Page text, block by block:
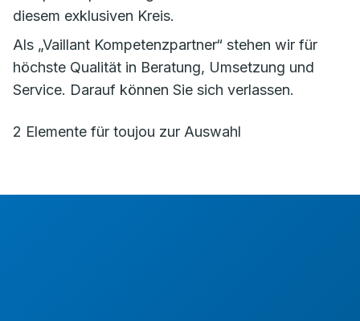
diesem exklusiven Kreis.
Als „Vaillant Kompetenzpartner“ stehen wir für
höchste Qualität in Beratung, Umsetzung und
Service. Darauf können Sie sich verlassen.
2 Elemente für toujou zur Auswahl